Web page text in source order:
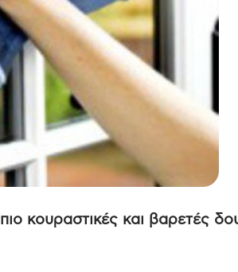
κουραστικές και βαρετές